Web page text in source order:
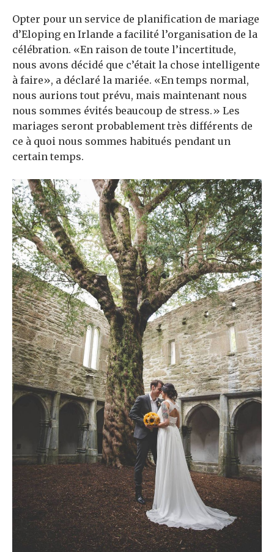
Opter pour un service de planification de mariage
d’Eloping en Irlande a facilité l’organisation de la
célébration. «En raison de toute l’incertitude,
nous avons décidé que c’était la chose intelligente
à faire», a déclaré la mariée. «En temps normal,
nous aurions tout prévu, mais maintenant nous
nous sommes évités beaucoup de stress.» Les
mariages seront probablement très différents de
ce à quoi nous sommes habitués pendant un
certain temps.